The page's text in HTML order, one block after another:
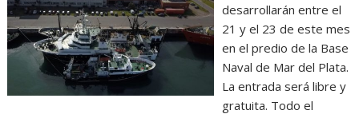
desarrollarán entre el
21 y el 23 de este mes
en el predio de la Base
Naval de Mar del Plata.
La entrada será libre y
gratuita. Todo el